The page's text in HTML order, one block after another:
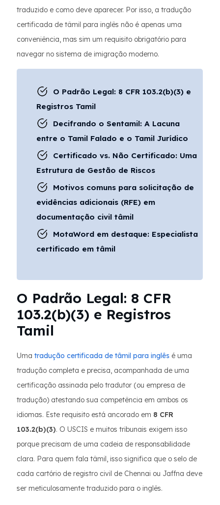
traduzido e como deve aparecer. Por isso, a tradução
certificada de tâmil para inglês não é apenas uma
conveniência, mas sim um requisito obrigatório para
navegar no sistema de imigração moderno.
O Padrão Legal: 8 CFR 103.2(b)(3) e
Registros Tamil
Decifrando o Sentamil: A Lacuna
entre o Tamil Falado e o Tamil Jurídico
Certificado vs. Não Certificado: Uma
Estrutura de Gestão de Riscos
Motivos comuns para solicitação de
evidências adicionais (RFE) em
documentação civil tâmil
MotaWord em destaque: Especialista
certificado em tâmil
O Padrão Legal: 8 CFR
103.2(b)(3) e Registros
Tamil
Uma tradução certificada de tâmil para inglês é uma
tradução completa e precisa, acompanhada de uma
certificação assinada pelo tradutor (ou empresa de
tradução) atestando sua competência em ambos os
idiomas. Este requisito está ancorado em 8 CFR
103.2(b)(3). O USCIS e muitos tribunais exigem isso
porque precisam de uma cadeia de responsabilidade
clara. Para quem fala tâmil, isso significa que o selo de
cada cartório de registro civil de Chennai ou Jaffna deve
ser meticulosamente traduzido para o inglês.